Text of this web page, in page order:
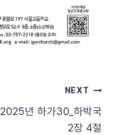
NEXT
2025년 하가30_하박국
2장 4절